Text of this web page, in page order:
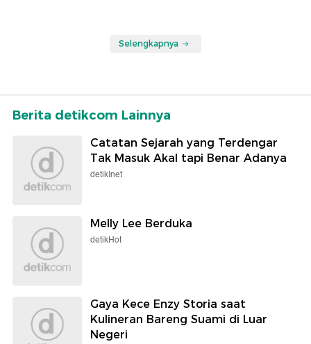
Selengkapnya
Berita detikcom Lainnya
Catatan Sejarah yang Terdengar
Tak Masuk Akal tapi Benar Adanya
detikInet
Melly Lee Berduka
detikHot
Gaya Kece Enzy Storia saat
Kulineran Bareng Suami di Luar
Negeri